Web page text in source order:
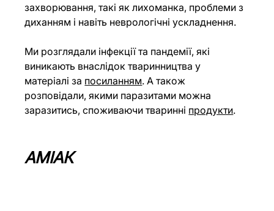
захворювання, такі як лихоманка, проблеми з
диханням і навіть неврологічні ускладнення.
Ми розглядали інфекції та пандемії, які
виникають внаслідок тваринництва у
матеріалі за посиланням. А також
розповідали, якими паразитами можна
заразитись, споживаючи тваринні продукти.
АМІАК